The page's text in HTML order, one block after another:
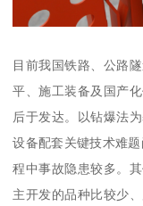
目前我国铁路、公路
平、施工装备及国产
后于发达。以钻爆法
设备配套关键技术难
程中事故隐患较多。
主开发的品种比较少